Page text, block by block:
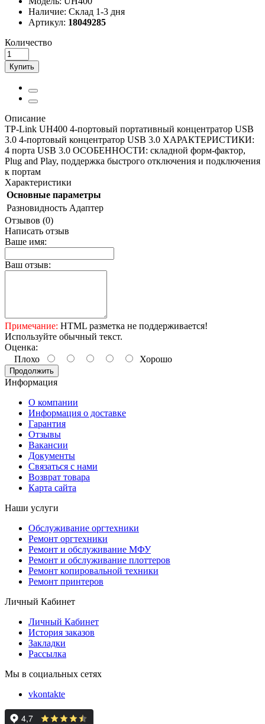
Наличие: Склад 1-3 дня
Артикул: 18049285
Количество
Купить
Описание
TP-Link UH400 4-портовый портативный концентратор USB
3.0 4-портовый концентратор USB 3.0 ХАРАКТЕРИСТИКИ:
4 порта USB 3.0 ОСОБЕННОСТИ: складной форм-фактор,
Plug and Play, поддержка быстрого отключения и подключения
к портам
Характеристики
Основные параметры
Разновидность Адаптер
Отзывов (0)
Написать отзыв
Ваше имя:
Ваш отзыв:
Примечание: HTML разметка не поддерживается!
Используйте обычный текст.
Оценка:
Плохо
Хорошо
Продолжить
Информация
О компании
Информация о доставке
Гарантия
Отзывы
Вакансии
Документы
Связаться с нами
Возврат товара
Карта сайта
Наши услуги
Обслуживание оргтехники
Ремонт оргтехники
Ремонт и обслуживание МФУ
Ремонт и обслуживание плоттеров
Ремонт копировальной техники
Ремонт принтеров
Личный Кабинет
Личный Кабинет
История заказов
Закладки
Рассылка
Мы в социальных сетях
vkontakte